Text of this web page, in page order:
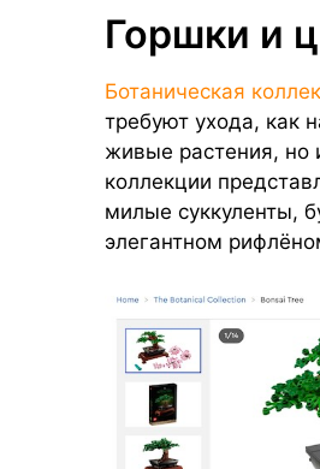
Горшки и
Ботаническая
требуют ухода, как
живые растения, но
коллекции
милые суккуленты,
элегантном